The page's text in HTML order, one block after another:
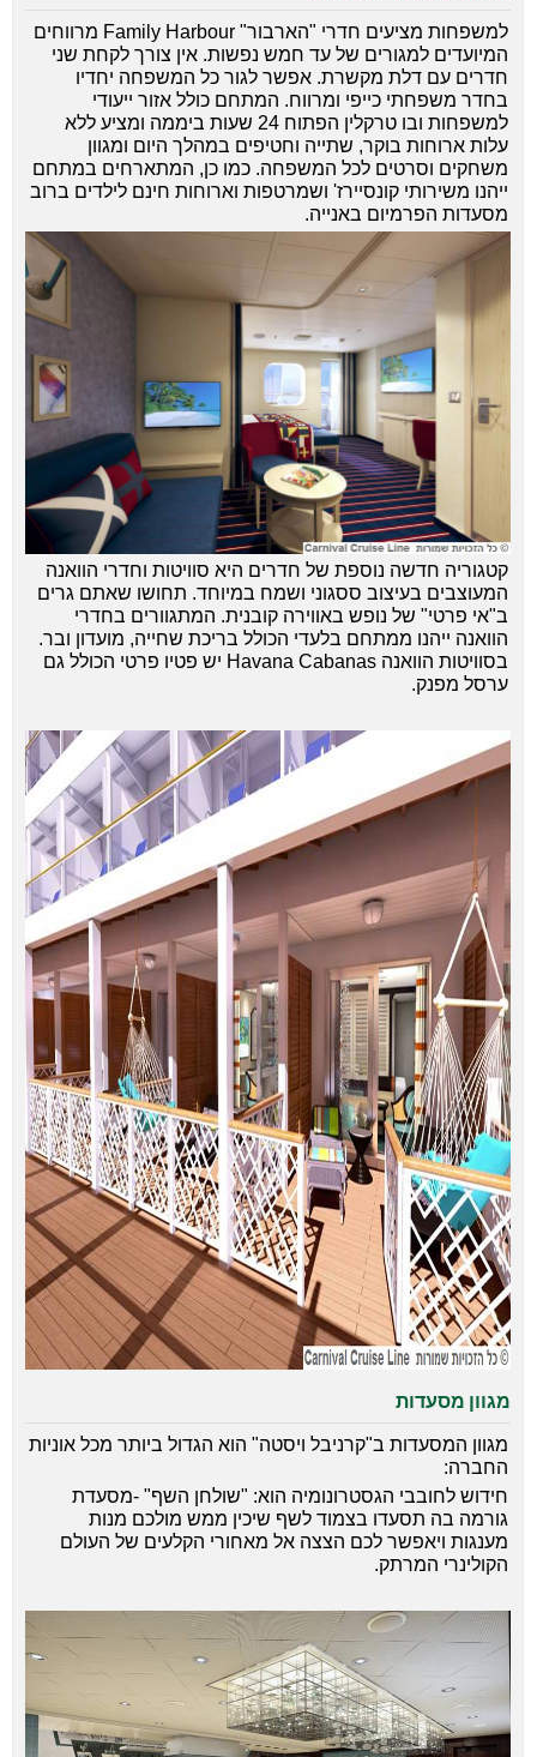
למשפחות מציעים חדרי "הארבור" Family Harbour מרווחים
המיועדים למגורים של עד חמש נפשות. אין צורך לקחת שני
חדרים עם דלת מקשרת. אפשר לגור כל המשפחה יחדיו
בחדר משפחתי כייפי ומרווח. המתחם כולל אזור ייעודי
למשפחות ובו טרקלין הפתוח 24 שעות ביממה ומציע ללא
עלות ארוחות בוקר, שתייה וחטיפים במהלך היום ומגוון
משחקים וסרטים לכל המשפחה. כמו כן, המתארחים במתחם
ייהנו משירותי קונסיירז' ושמרטפות וארוחות חינם לילדים ברוב
מסעדות הפרמיום באנייה.
קטגוריה חדשה נוספת של חדרים היא סוויטות וחדרי הוואנה
המעוצבים בעיצוב ססגוני ושמח במיוחד. תחושו שאתם גרים
ב"אי פרטי" של נופש באווירה קובנית. המתגוורים בחדרי
הוואנה ייהנו ממתחם בלעדי הכולל בריכת שחייה, מועדון ובר.
בסוויטות הוואנה Havana Cabanas יש פטיו פרטי הכולל גם
ערסל מפנק.
מגוון מסעדות
מגוון המסעדות ב"קרניבל ויסטה" הוא הגדול ביותר מכל אוניות
החברה:
חידוש לחובבי הגסטרונומיה הוא: "שולחן השף" -מסעדת
גורמה בה תסעדו בצמוד לשף שיכין ממש מולכם מנות
מענגות ויאפשר לכם הצצה אל מאחורי הקלעים של העולם
הקולינרי המרתק.